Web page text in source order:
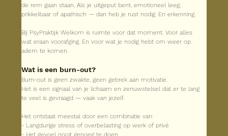
de rem gaan staan. Als je uitgeput bent, emotioneel leeg,
prikkelbaar of apathisch — dan heb je rust nodig. En erkenning.
Bij PsyPraktijk Welkom is ruimte voor dat moment. Voor alles
wat eraan voorafging. En voor wat je nodig hebt om weer op
adem te komen.
Wat is een burn-out?
Burn-out is geen zwakte, geen gebrek aan motivatie.
Het is een signaal van je lichaam en zenuwstelsel dat er te lang
te veel is gevraagd — vaak van jezelf.
Het ontstaat meestal door een combinatie van:
- Langdurige stress of overbelasting op werk of privé
- Het gevoel nooit genoeg te doen